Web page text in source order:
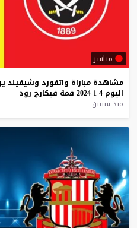
مباشر
مشاهدة مباراة واتفورد وشيفيلد
اليوم 4-1-2024 قمة فيكارج رود
منذ سنتين